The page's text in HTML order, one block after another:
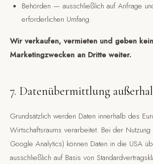
Behörden — ausschließlich auf Anfrage
erforderlichen Umfang.
Wir verkaufen, vermieten und geben
Marketingzwecken an Dritte weiter.
7. Datenübermittlung
Grundsätzlich werden Daten innerhalb des
Wirtschaftsraums verarbeitet. Bei der Nutzung
Google Analytics) können Daten in die USA
ausschließlich auf Basis von